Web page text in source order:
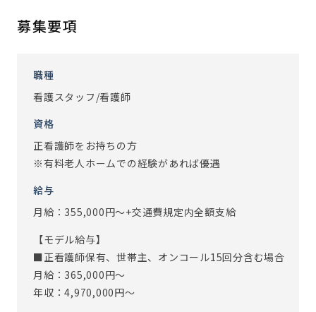
・ポリファーマシー
ーマシー)を実施し入院率の改善に努めています。
少することができました。
・メディカルケアステーション
医師に共有したい情報を、MCSのアプリ(チャット)に投稿
し、情報をタイムリーに共有することができます。多職種連
携でかかっていた手間と時間が短縮されました。
・IoTシステム『EGAO link』
スマホ1台で記録入力や内容確認、コール、見守りのすべて
が可能になるシステムです。
スタッフがスマホに入力した記録がリアルタイムで確認で
きるため、サービス内容の質の向上、業務効率化にも繋が
募集要項
職種
看護スタッフ/看護師
資格
正看護師をお持ちの方
※有料老人ホームでの経験があれば優遇
給与
月給：355,000円～+交通費規定内全額支給
【モデル給与】
■正看護師保有、世帯主、オンコール15回分含む場合
月給：365,000円～
年収：4,970,000円～